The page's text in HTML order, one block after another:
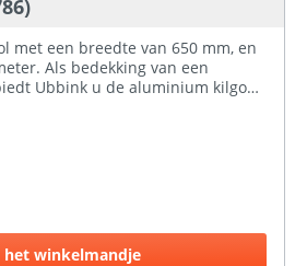
met een breedte van 650 mm, en
van een
Ubbink u de aluminium kilgoot
en geen zichtbare
kilgoot op rol is perfect
de neiging terug te veren. Licht
het winkelmandje